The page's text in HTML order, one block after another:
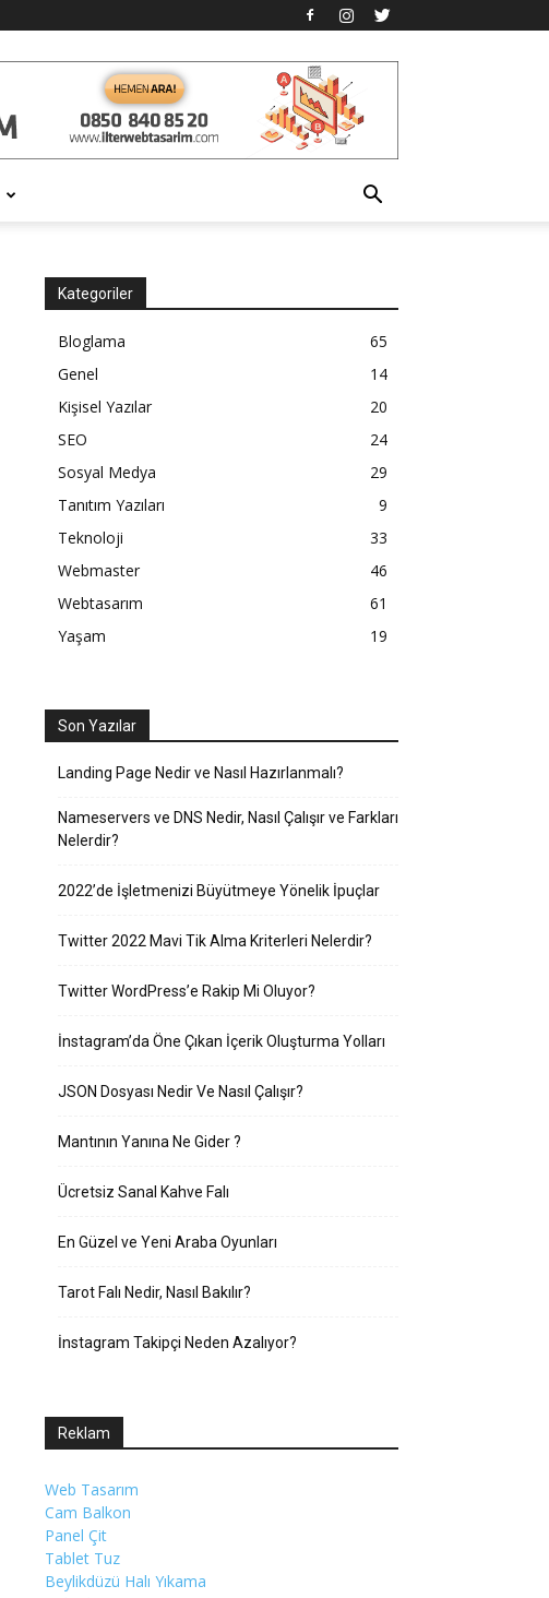
Kategoriler
Bloglama
65
Genel
14
Kişisel Yazılar
20
SEO
24
Sosyal Medya
29
Tanıtım Yazıları
9
Teknoloji
33
Webmaster
46
Webtasarım
61
Yaşam
19
Son Yazılar
Landing Page Nedir ve Nasıl Hazırlanmalı?
Nameservers ve DNS Nedir, Nasıl Çalışır ve Farkları
Nelerdir?
2022’de İşletmenizi Büyütmeye Yönelik İpuçlar
Twitter 2022 Mavi Tik Alma Kriterleri Nelerdir?
Twitter WordPress’e Rakip Mi Oluyor?
İnstagram’da Öne Çıkan İçerik Oluşturma Yolları
JSON Dosyası Nedir Ve Nasıl Çalışır?
Mantının Yanına Ne Gider ?
Ücretsiz Sanal Kahve Falı
En Güzel ve Yeni Araba Oyunları
Tarot Falı Nedir, Nasıl Bakılır?
İnstagram Takipçi Neden Azalıyor?
Reklam
Web Tasarım
Cam Balkon
Panel Çit
Tablet Tuz
Beylikdüzü Halı Yıkama